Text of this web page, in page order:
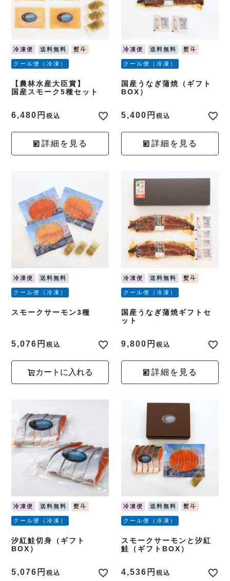
冷凍便 送料無料 熨斗
クール便（冷凍）
【農林水産大臣賞】
国産スモーク5種セット
6,480 税込
詳細を見る
冷凍便 送料無料 熨斗
クール便（冷凍）
国産うなぎ蒲焼（ギフト
BOX）
5,400 税込
詳細を見る
冷凍便 送料無料
クール便（冷凍）
スモークサーモン3種
5,076 税込
カートに入れる
冷凍便 送料無料 熨斗
クール便（冷凍）
国産うなぎ蒲焼ギフトセ
ット
9,800 税込
詳細を見る
冷凍便 送料無料 熨斗
クール便（冷凍）
汐紅鮭切身（ギフト
BOX）
5,076 税込
冷凍便 送料無料 熨斗
クール便（冷凍）
スモークサーモンと汐紅
鮭（ギフトBOX）
4,536 税込